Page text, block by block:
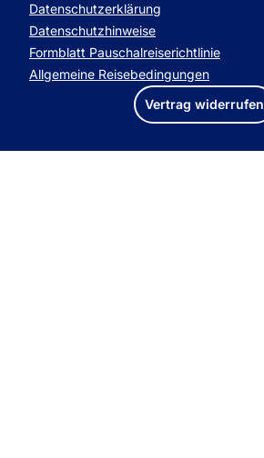
Datenschutzerklärung
Datenschutzhinweise
Formblatt Pauschalreiserichtlinie
Allgemeine Reisebedingungen
Vertrag widerrufen